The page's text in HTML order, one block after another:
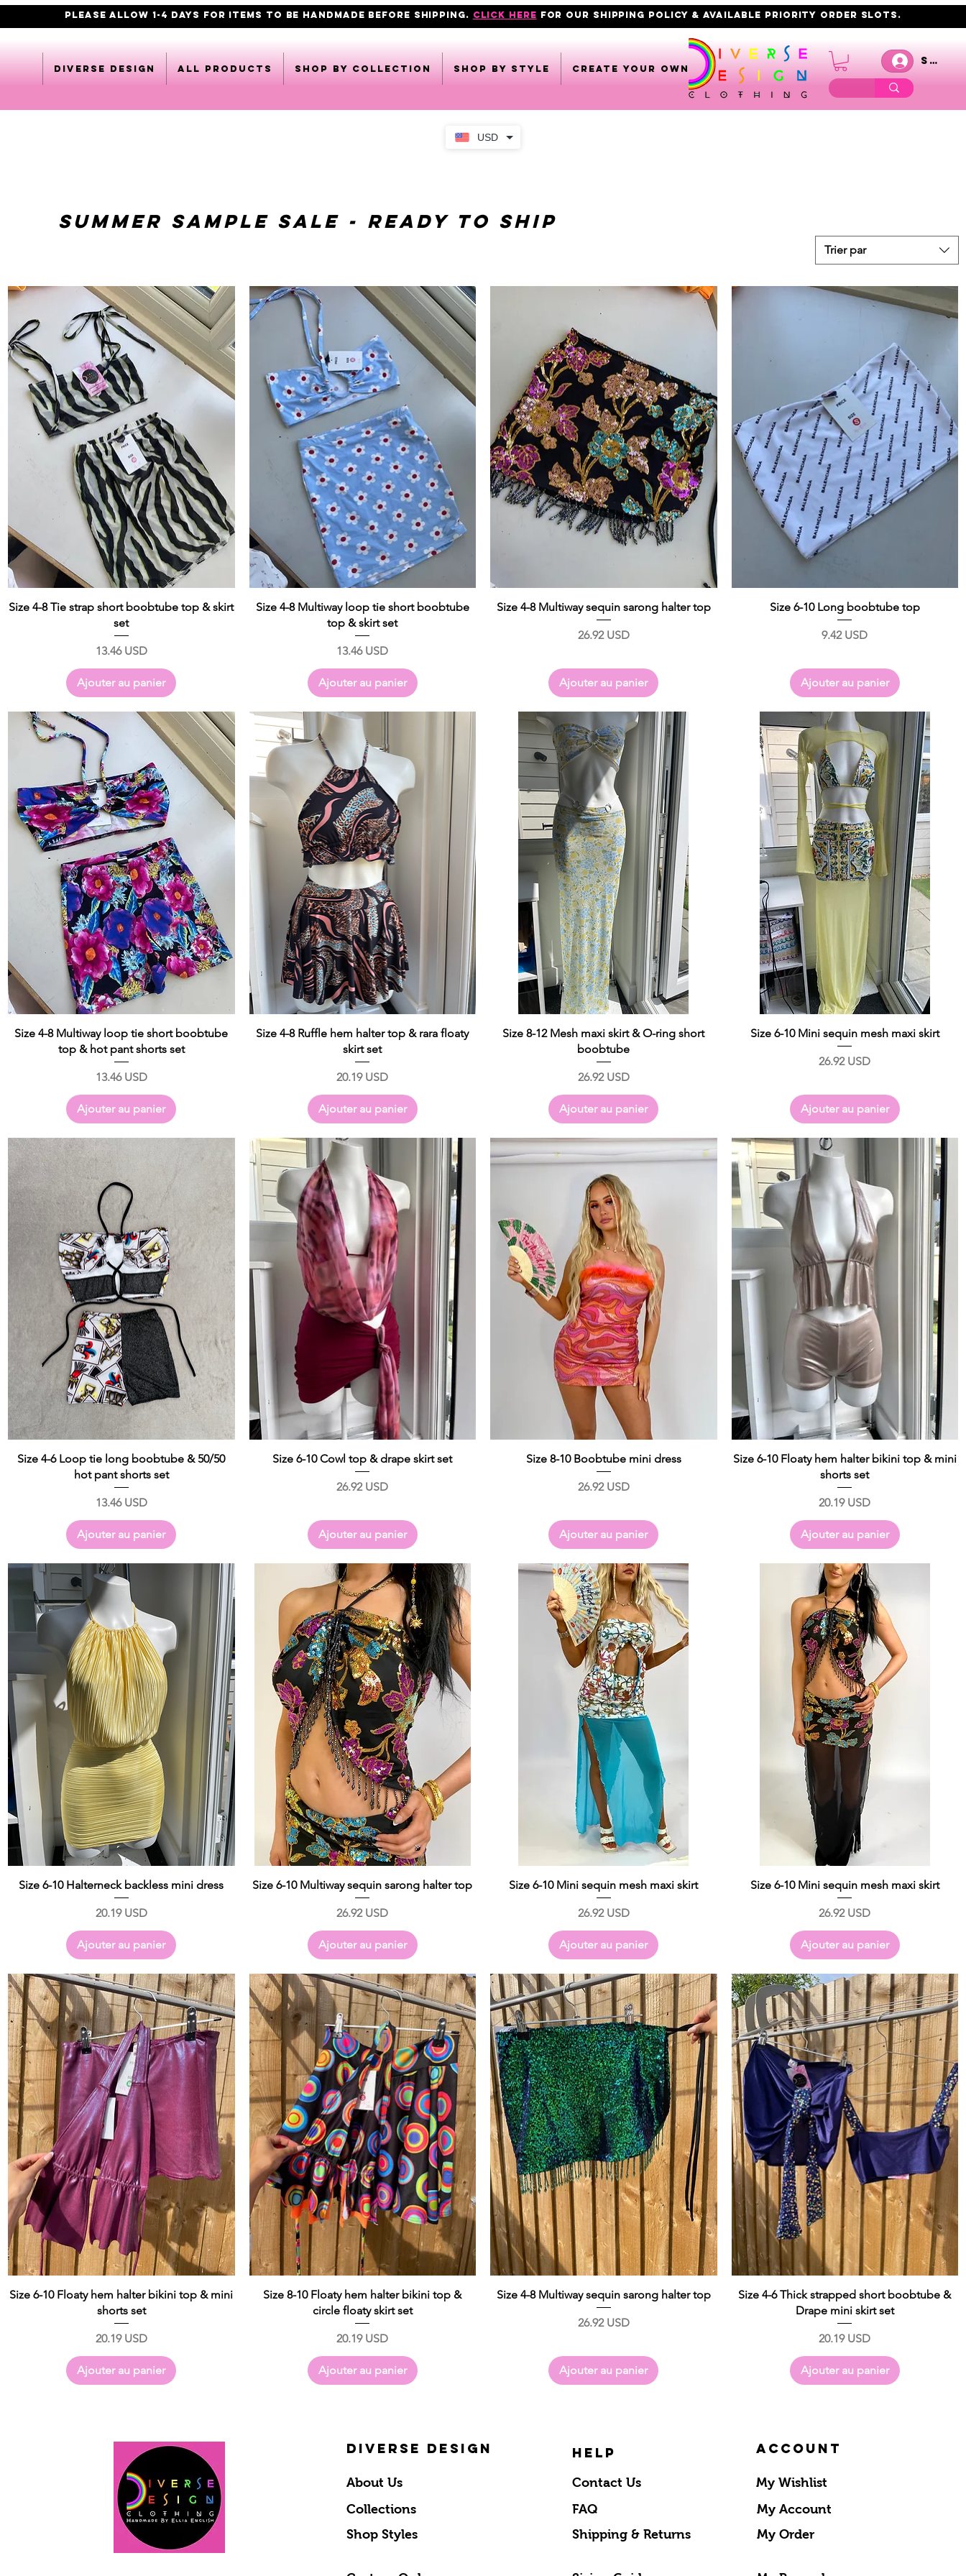
USD
PLEASE ALLOW 1-4 DAYS FOR ITEMS TO BE HANDMADE BEFORE SHIPPING. click here FOR OUR shipping policy & AVAILABLE PRIORITY order slots.
DIVERSE DESIGN All products Shop by collection Shop by style CREATE YOUR OWN
Se
Trier par
Size 4-8 Tie strap short boobtube top & skirt
set
Prix
13.46 USD
Ajouter au panier
Size 4-8 Multiway loop tie short boobtube
top & skirt set
Prix
13.46 USD
Ajouter au panier
Size 4-8 Multiway sequin sarong halter top
Prix
26.92 USD
Ajouter au panier
Size 6-10 Long boobtube top
Prix
9.42 USD
Ajouter au panier
Size 4-8 Multiway loop tie short boobtube
top & hot pant shorts set
Prix
13.46 USD
Ajouter au panier
Size 4-8 Ruffle hem halter top & rara floaty
skirt set
Prix
20.19 USD
Ajouter au panier
Size 8-12 Mesh maxi skirt & O-ring short
boobtube
Prix
26.92 USD
Ajouter au panier
Size 6-10 Mini sequin mesh maxi skirt
Prix
26.92 USD
Ajouter au panier
Size 4-6 Loop tie long boobtube & 50/50
hot pant shorts set
Prix
13.46 USD
Ajouter au panier
Size 6-10 Cowl top & drape skirt set
Prix
26.92 USD
Ajouter au panier
Size 8-10 Boobtube mini dress
Prix
26.92 USD
Ajouter au panier
Size 6-10 Floaty hem halter bikini top & mini
shorts set
Prix
20.19 USD
Ajouter au panier
Size 6-10 Halterneck backless mini dress
Prix
20.19 USD
Ajouter au panier
Size 6-10 Multiway sequin sarong halter top
Prix
26.92 USD
Ajouter au panier
Size 6-10 Mini sequin mesh maxi skirt
Prix
26.92 USD
Ajouter au panier
Size 6-10 Mini sequin mesh maxi skirt
Prix
26.92 USD
Ajouter au panier
Size 6-10 Floaty hem halter bikini top & mini
shorts set
Prix
20.19 USD
Ajouter au panier
Size 8-10 Floaty hem halter bikini top &
circle floaty skirt set
Prix
20.19 USD
Ajouter au panier
Size 4-8 Multiway sequin sarong halter top
Prix
26.92 USD
Ajouter au panier
Size 4-6 Thick strapped short boobtube &
Drape mini skirt set
Prix
20.19 USD
Ajouter au panier
1 2
SUMMER SAMPLE SALE - READY TO SHIP
DIVERSE DESIGN
About Us
Collections
Shop Styles
HELP
Contact Us
FAQ
Shipping & Returns
Account
My Wishlist
My Account
My Order